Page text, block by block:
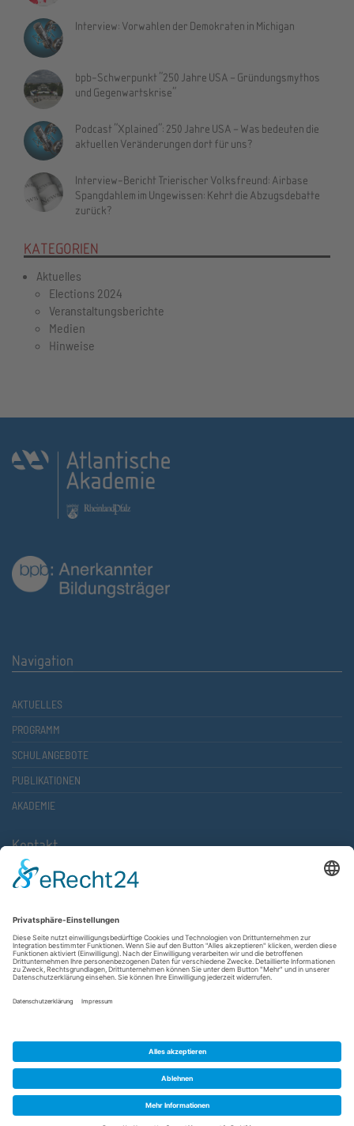
Interview: Vorwahlen der Demokraten in Michigan
bpb-Schwerpunkt "250 Jahre USA – Gründungsmythos
und Gegenwartskrise"
Podcast "Xplained": 250 Jahre USA – Was bedeuten die
aktuellen Veränderungen dort für uns?
Interview-Bericht Trierischer Volksfreund: Airbase
Spangdahlem im Ungewissen: Kehrt die Abzugsdebatte
zurück?
KATEGORIEN
Aktuelles
Elections 2024
Veranstaltungsberichte
Medien
Hinweise
Navigation
AKTUELLES
PROGRAMM
SCHULANGEBOTE
PUBLIKATIONEN
AKADEMIE
Kontakt
Atlantische Akademie Rheinland-Pfalz e.V.
67657 Kaiserslautern
FON 0631 36610-0
FAX 0631 36610-15
©2026 Atlantische Akademie Rheinland-Pfalz e. V. |
Datenschutzerklärung|AGB
Cookie-Einstellungen